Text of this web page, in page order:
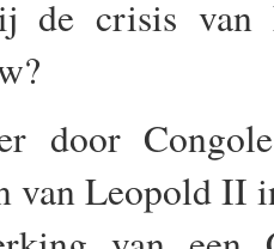
de crisis van
door
van Leopold II